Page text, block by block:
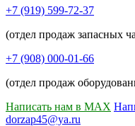
+7 (919) 599-72-37
(отдел продаж запасных
+7 (908) 000-01-66
(отдел продаж
Написать нам в MAX
dorzap45@ya.ru